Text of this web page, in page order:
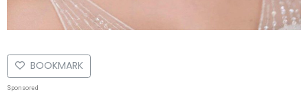
BOOKMARK
Sponsored